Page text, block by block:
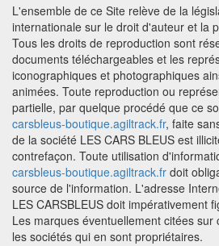
L'ensemble de ce Site relève de la
internationale sur le droit d'auteur et la
Tous les droits de reproduction sont
documents téléchargeables et les
iconographiques et photographiques
animées. Toute reproduction ou
partielle, par quelque procédé que ce
carsbleus-boutique.agiltrack.fr, faite
de la société LES CARS BLEUS est
contrefaçon. Toute utilisation
carsbleus-boutique.agiltrack.fr doit
source de l'information. L'adresse
LES CARSBLEUS doit impérativement
Les marques éventuellement citées
les sociétés qui en sont propriétaires.